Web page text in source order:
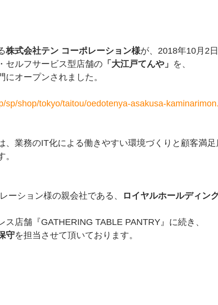
株式会社テン コーポレーション様が、2018年10月2
セルフサービス型店舗の 「大江戸てんや」 を、
オープンされました。
sp/shop/tokyo/taitou/oedotenya-asakusa-
、業務のIT化による働きやすい環境づくりと顧客満
ーション様の親会社である、
ロイヤルホールディン
ス店舗『GATHERING TABLE PANTRY』に続き、
守を担当させて頂いております。